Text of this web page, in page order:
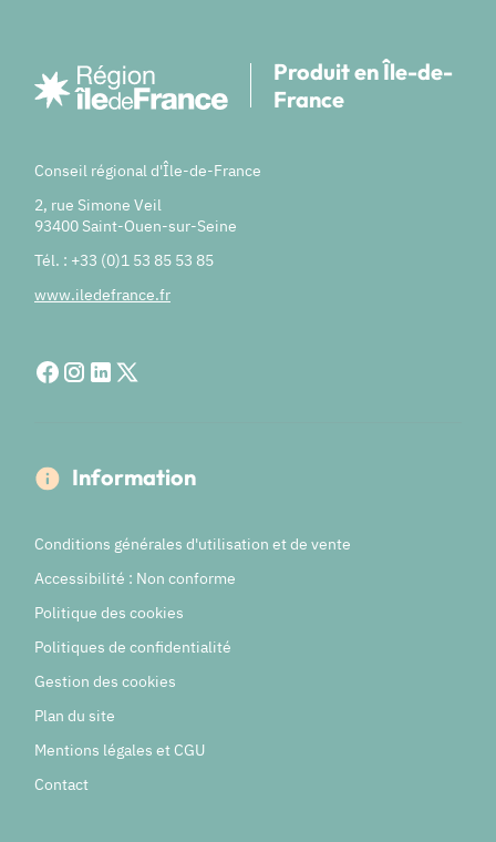
Produit en Île-de-
France
Conseil régional d'Île-de-France
2, rue Simone Veil
93400 Saint-Ouen-sur-Seine
Tél. : +33 (0)1 53 85 53 85
www.iledefrance.fr
Information
Conditions générales d'utilisation et de vente
Accessibilité : Non conforme
Politique des cookies
Politiques de confidentialité
Gestion des cookies
Plan du site
Mentions légales et CGU
Contact